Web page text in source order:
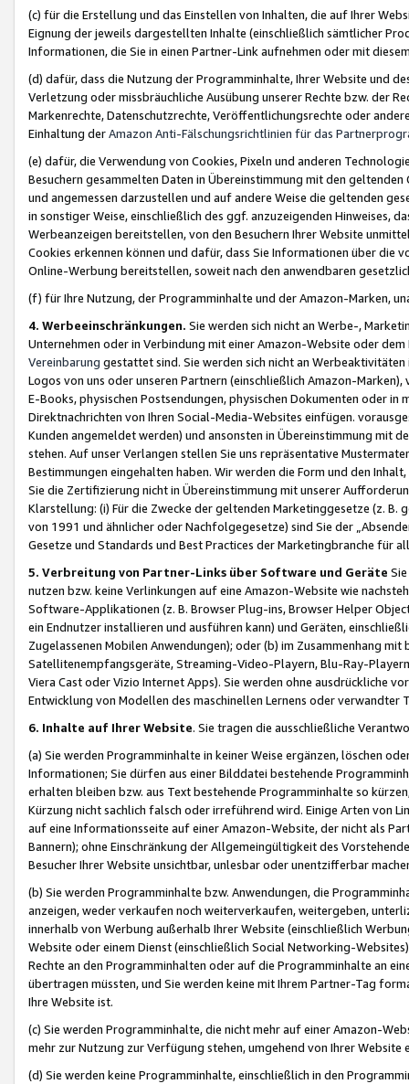
(c) für die Erstellung und das Einstellen von Inhalten, die auf Ihrer
Eignung der jeweils dargestellten Inhalte (einschließlich sämtlicher
Informationen, die Sie in einen Partner-Link aufnehmen oder mit
(d) dafür, dass die Nutzung der Programminhalte, Ihrer Website und
Verletzung oder missbräuchliche Ausübung unserer Rechte bzw. der
Markenrechte, Datenschutzrechte, Veröffentlichungsrechte oder
Einhaltung derAmazon Anti-Fälschungsrichtlinien für das
(e) dafür, die Verwendung von Cookies, Pixeln und anderen
Besuchern gesammelten Daten in Übereinstimmung mit den
und angemessen darzustellen und auf andere Weise die geltenden
in sonstiger Weise, einschließlich des ggf. anzuzeigenden Hinweises,
Werbeanzeigen bereitstellen, von den Besuchern Ihrer Website
Cookies erkennen können und dafür, dass Sie Informationen über die
Online-Werbung bereitstellen, soweit nach den anwendbaren
(f) für Ihre Nutzung, der Programminhalte und der Amazon-Marken,
4. Werbeeinschränkungen. Sie werden sich nicht an Werbe-,
Unternehmen oder in Verbindung mit einer Amazon-Website oder
Vereinbarung gestattet sind. Sie werden sich nicht an
Logos von uns oder unseren Partnern (einschließlich Amazon-
E-Books, physischen Postsendungen, physischen Dokumenten oder in
Direktnachrichten von Ihren Social-Media-Websites einfügen.
Kunden angemeldet werden) und ansonsten in Übereinstimmung mit
stehen. Auf unser Verlangen stellen Sie uns repräsentative
Bestimmungen eingehalten haben. Wir werden die Form und den
Sie die Zertifizierung nicht in Übereinstimmung mit unserer
Klarstellung: (i) Für die Zwecke der geltenden Marketinggesetze (z. B.
von 1991 und ähnlicher oder Nachfolgegesetze) sind Sie der
Gesetze und Standards und Best Practices der Marketingbranche für
5. Verbreitung von Partner-Links über Software und Geräte
nutzen bzw. keine Verlinkungen auf eine Amazon-Website wie
Software-Applikationen (z. B. Browser Plug-ins, Browser Helper
ein Endnutzer installieren und ausführen kann) und Geräten,
Zugelassenen Mobilen Anwendungen); oder (b) im Zusammenhang
Satellitenempfangsgeräte, Streaming-Video-Playern, Blu-Ray-
Viera Cast oder Vizio Internet Apps). Sie werden ohne ausdrückliche
Entwicklung von Modellen des maschinellen Lernens oder
6. Inhalte auf Ihrer Website. Sie tragen die ausschließliche
(a) Sie werden Programminhalte in keiner Weise ergänzen, löschen
Informationen; Sie dürfen aus einer Bilddatei bestehende
erhalten bleiben bzw. aus Text bestehende Programminhalte so
Kürzung nicht sachlich falsch oder irreführend wird. Einige Arten von
auf eine Informationsseite auf einer Amazon-Website, der nicht als
Bannern); ohne Einschränkung der Allgemeingültigkeit des
Besucher Ihrer Website unsichtbar, unlesbar oder unentzifferbar
(b) Sie werden Programminhalte bzw. Anwendungen, die
anzeigen, weder verkaufen noch weiterverkaufen, weitergeben,
innerhalb von Werbung außerhalb Ihrer Website (einschließlich
Website oder einem Dienst (einschließlich Social Networking-
Rechte an den Programminhalten oder auf die Programminhalte an
übertragen müssten, und Sie werden keine mit Ihrem Partner-Tag
Ihre Website ist.
(c) Sie werden Programminhalte, die nicht mehr auf einer Amazon-
mehr zur Nutzung zur Verfügung stehen, umgehend von Ihrer
(d) Sie werden keine Programminhalte, einschließlich in den